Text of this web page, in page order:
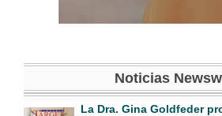
Noticias
La Dra. Gina Goldfeder